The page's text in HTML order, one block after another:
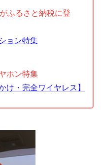
ふるさと納税に登
ョン特集
ホン特集
け・完全ワイヤレス】